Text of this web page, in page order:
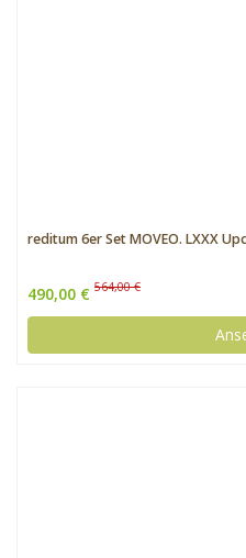
reditum 6er Set MOVEO. LXXX
490,00 € 564,00 €